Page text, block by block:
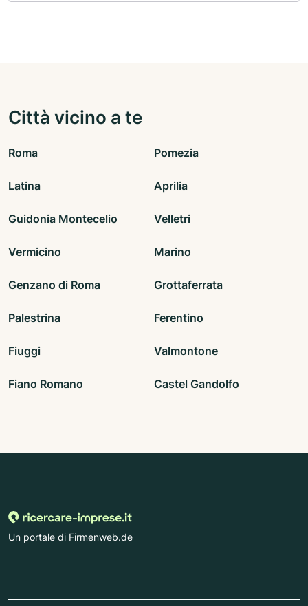
Città vicino a te
Roma Pomezia
Latina Aprilia
Guidonia Montecelio Velletri
Vermicino Marino
Genzano di Roma Grottaferrata
Palestrina Ferentino
Fiuggi Valmontone
Fiano Romano Castel Gandolfo
Un portale di Firmenweb.de